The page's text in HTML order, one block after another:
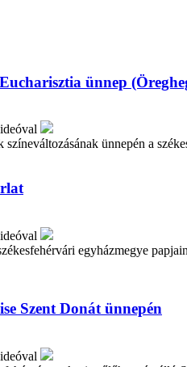
ünnep
ünnepén a
egyházmegye
Szent Donát ünnepén